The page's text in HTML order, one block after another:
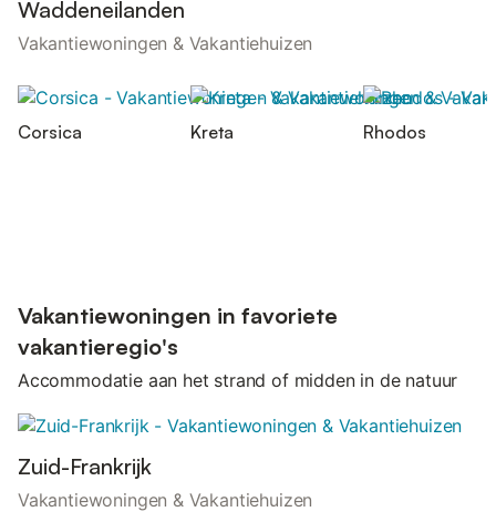
Waddeneilanden
Vakantiewoningen & Vakantiehuizen
Corsica Kreta Rhodos
Vakantiewoningen in favoriete
vakantieregio's
Accommodatie aan het strand of midden in de natuur
Zuid-Frankrijk
Vakantiewoningen & Vakantiehuizen